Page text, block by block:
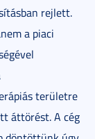
rejlett.
a piaci
területre
áttörést. A cég